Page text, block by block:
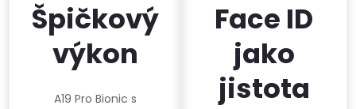
Špičkový
výkon
A19 Pro Bionic s
Face ID
jako
jistota